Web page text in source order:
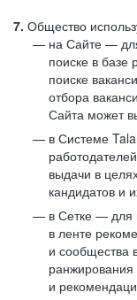
7. Общество
на Сайте —
поиске в базе
поиске
отбора
Сайта может
в Системе
выдачи в
кандидатов и
в Сетке — для
в ленте
и сообщества
ранжирования
и